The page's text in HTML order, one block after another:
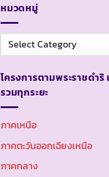
หมวดหมู่
หมวด
หมู่
โครงการตามพระราชดำ
รวมทุกระยะ
ภาคเหนือ
ภาคตะวันออกเฉียงเหนือ
ภาคกลาง